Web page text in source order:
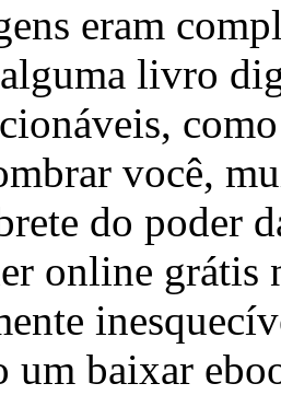
eram
livro
você,
do poder
online grátis
um baixar